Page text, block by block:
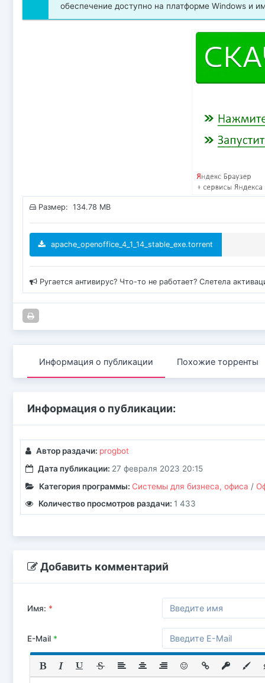
обеспечение доступно на платформе Windows и
Размер: 134.78 MB
apache_openoffice_4_1_14_stable_exe.torrent
Ругается антивирус? Что-то не работает? Слетела
Информация о публикации Похожие торренты
Информация о публикации:
Автор раздачи: progbot
Дата публикации: 27 февраля 2023 20:15
Категория программы: Системы для бизнеса, офиса /
Количество просмотров раздачи: 1 433
Добавить комментарий
Имя: *
E-Mail *